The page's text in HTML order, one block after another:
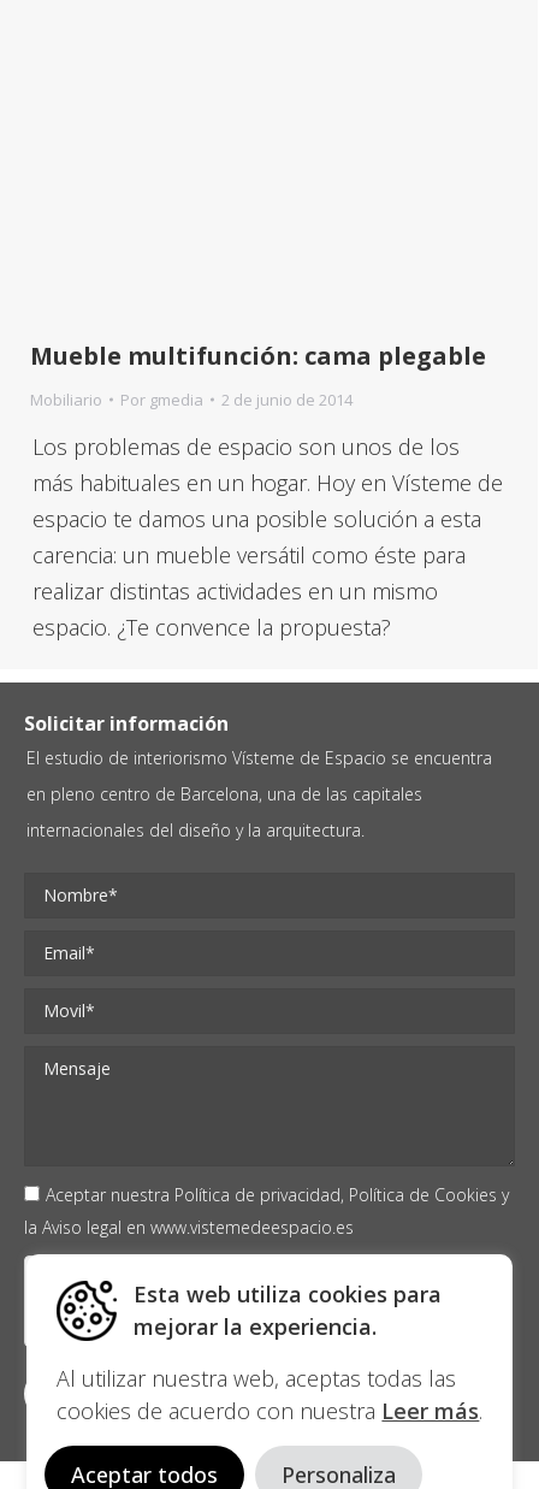
Mueble multifunción: cama plegable
Mobiliario Por gmedia 2 de junio de 2014
Los problemas de espacio son unos de los
más habituales en un hogar. Hoy en Vísteme de
espacio te damos una posible solución a esta
carencia: un mueble versátil como éste para
realizar distintas actividades en un mismo
espacio. ¿Te convence la propuesta?
Solicitar información
El estudio de interiorismo Vísteme de Espacio se encuentra
en pleno centro de Barcelona, una de las capitales
internacionales del diseño y la arquitectura.
Aceptar nuestra Política de privacidad, Política de Cookies y
la Aviso legal en www.vistemedeespacio.es
Esta web utiliza cookies para
mejorar la experiencia.
Al utilizar nuestra web, aceptas todas las
cookies de acuerdo con nuestra Leer más.
Aceptar todos Personaliza